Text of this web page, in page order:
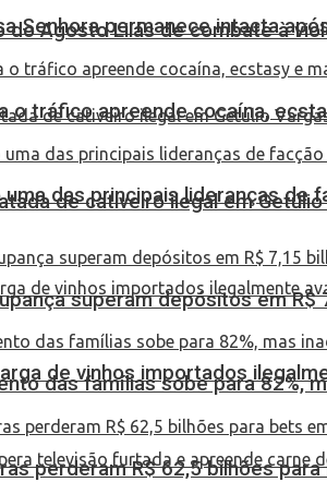
do Agosto Lilás de combate à
de cativeiro ilegal em
de vinhos importados
Senhora permanece intacta
o tráfico apreende cocaína,
das principais lideranças de
superam depósitos em R$
das famílias sobe para 82%,
perderam R$ 62,5 bilhões